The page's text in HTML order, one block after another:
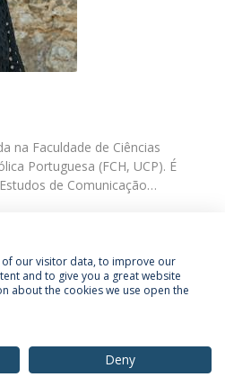
na Faculdade de Ciências
Portuguesa (FCH, UCP). É
de Comunicação…
Termos & Condições
of our visitor data, to improve our
and to give you a great website
about the cookies we use open the
Deny